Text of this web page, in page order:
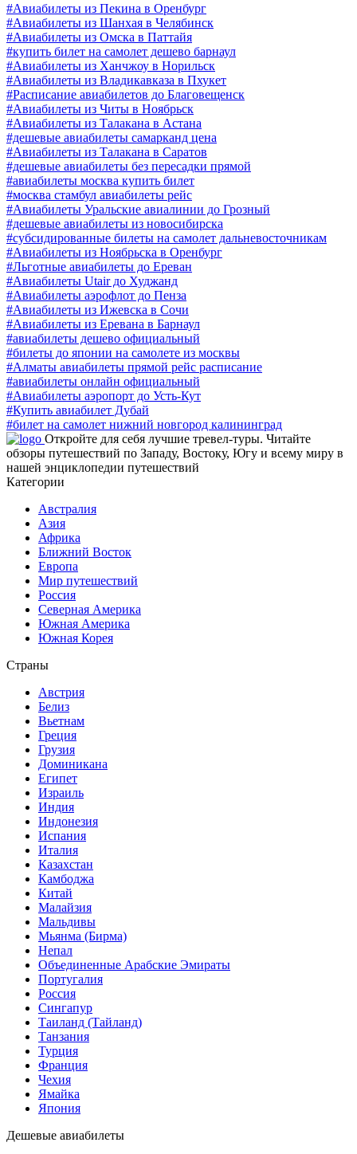
#Авиабилеты из Пекина в Оренбург
#Авиабилеты из Шанхая в Челябинск
#Авиабилеты из Омска в Паттайя
#купить билет на самолет дешево барнаул
#Авиабилеты из Ханчжоу в Норильск
#Авиабилеты из Владикавказа в Пхукет
#Расписание авиабилетов до Благовещенск
#Авиабилеты из Читы в Ноябрьск
#Авиабилеты из Талакана в Астана
#дешевые авиабилеты самарканд цена
#Авиабилеты из Талакана в Саратов
#дешевые авиабилеты без пересадки прямой
#авиабилеты москва купить билет
#москва стамбул авиабилеты рейс
#Авиабилеты Уральские авиалинии до Грозный
#дешевые авиабилеты из новосибирска
#субсидированные билеты на самолет дальневосточникам
#Авиабилеты из Ноябрьска в Оренбург
#Льготные авиабилеты до Ереван
#Авиабилеты Utair до Худжанд
#Авиабилеты аэрофлот до Пенза
#Авиабилеты из Ижевска в Сочи
#Авиабилеты из Еревана в Барнаул
#авиабилеты дешево официальный
#билеты до японии на самолете из москвы
#Алматы авиабилеты прямой рейс расписание
#авиабилеты онлайн официальный
#Авиабилеты аэропорт до Усть-Кут
#Купить авиабилет Дубай
#билет на самолет нижний новгород калининград
Откройте для себя лучшие тревел-туры. Читайте
обзоры путешествий по Западу, Востоку, Югу и всему миру в
нашей энциклопедии путешествий
Категории
Австралия
Азия
Африка
Ближний Восток
Европа
Мир путешествий
Россия
Северная Америка
Южная Америка
Южная Корея
Страны
Австрия
Белиз
Вьетнам
Греция
Грузия
Доминикана
Египет
Израиль
Индия
Индонезия
Испания
Италия
Казахстан
Камбоджа
Китай
Малайзия
Мальдивы
Мьянма (Бирма)
Непал
Объединенные Арабские Эмираты
Португалия
Россия
Сингапур
Таиланд (Тайланд)
Танзания
Турция
Франция
Чехия
Ямайка
Япония
Дешевые авиабилеты